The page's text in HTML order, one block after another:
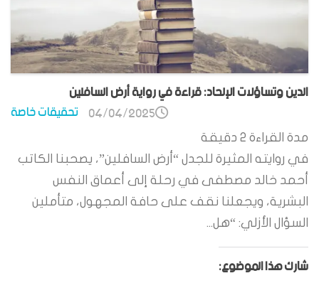
الدين وتساؤلات الإلحاد: قراءة في رواية أرض السافلين
تحقيقات خاصة 04/04/2025
مدة القراءة 2 دقيقة
في روايته المثيرة للجدل “أرض السافلين”، يصحبنا الكاتب
أحمد خالد مصطفى في رحلة إلى أعماق النفس
البشرية، ويجعلنا نقف على حافة المجهول، متأملين
السؤال الأزلي: “هل...
شارك هذا الموضوع: